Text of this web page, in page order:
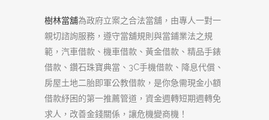
樹林當舖為政府立案之合法當舖，由專人一對一
親切諮詢服務，遵守當舖規則與當鋪業法之規
範，汽車借款、機車借款、黃金借款、精品手錶
借款、鑽石珠寶典當、3C手機借款、降息代償、
房屋土地二胎即軍公教借款，是你急需現金小額
借款紓困的第一推薦管道，資金週轉短期週轉免
求人，改善金錢關係，讓危機變商機！